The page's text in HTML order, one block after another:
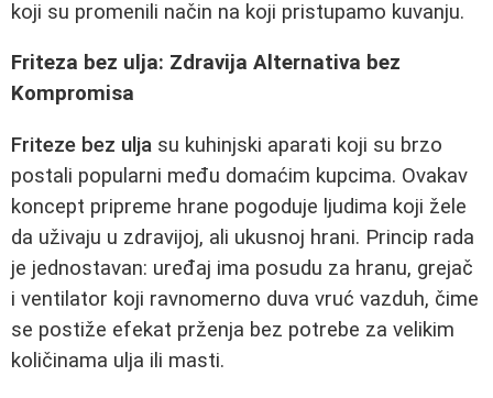
koji su promenili način na koji pristupamo kuvanju.
Friteza bez ulja: Zdravija Alternativa bez
Kompromisa
Friteze bez ulja su kuhinjski aparati koji su brzo
postali popularni među domaćim kupcima. Ovakav
koncept pripreme hrane pogoduje ljudima koji žele
da uživaju u zdravijoj, ali ukusnoj hrani. Princip rada
je jednostavan: uređaj ima posudu za hranu, grejač
i ventilator koji ravnomerno duva vruć vazduh, čime
se postiže efekat prženja bez potrebe za velikim
količinama ulja ili masti.